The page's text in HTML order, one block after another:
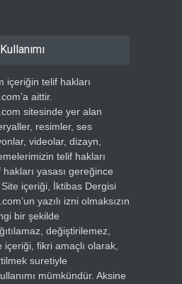
içeriğin telif hakları
aittir.
sitesinde yer alan
resimler, ses
videolar, dizayn,
telif hakları
yasası gereğince
Site içeriği, İktibas Dergisi
yazılı izni olmaksızın
bir şekilde
değiştirilemez,
içeriği, fikri amaçlı olarak,
suretiyle
mümkündür. Aksine